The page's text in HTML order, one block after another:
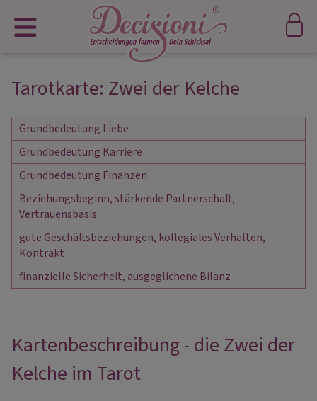
Tarotkarte: Zwei der Kelche
Grundbedeutung Liebe
Grundbedeutung Karriere
Grundbedeutung Finanzen
Beziehungsbeginn, stärkende Partnerschaft,
Vertrauensbasis
gute Geschäftsbeziehungen, kollegiales Verhalten,
Kontrakt
finanzielle Sicherheit, ausgeglichene Bilanz
Kartenbeschreibung - die Zwei der
Kelche im Tarot